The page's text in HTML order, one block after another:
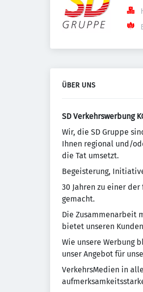
ÜBER UNS
SD Verkehrswerbung
Wir, die SD Gruppe
Ihnen regional und/
die Tat umsetzt.
Begeisterung,
30 Jahren zu einer
gemacht.
Die Zusammenarbeit
bietet unseren
Wie unsere Werbung
unser Angebot für
VerkehrsMedien in